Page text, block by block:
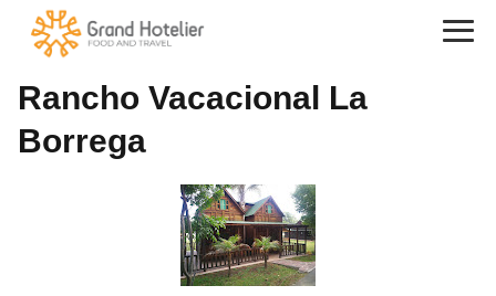
Rancho Vacacional La
Borrega